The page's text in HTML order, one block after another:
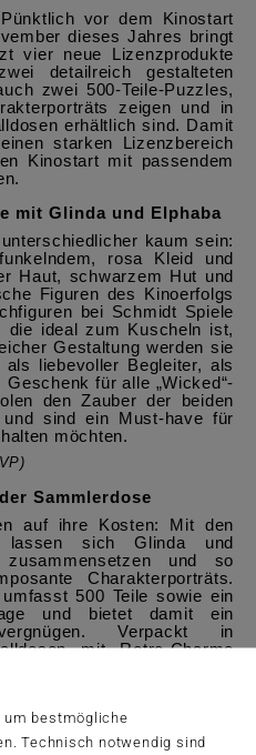
um bestmögliche
Technisch notwendig sind
Pünktlich vor dem Kinostart
dieses Jahres bringt
vier neue Lizenzprodukte
detailreich gestalteten
zwei 500-Teile-Puzzles,
zeigen und in
erhältlich sind. Damit
starken Lizenzbereich
Kinostart mit passendem
mit Glinda und Elphaba
kaum sein:
rosa Kleid und
Haut, schwarzem Hut und
Figuren des Kinoerfolgs
bei Schmidt Spiele
die ideal zum Kuscheln ist,
Gestaltung werden sie
liebevoller Begleiter, als
für alle „Wicked“-
den Zauber der beiden
sind ein Must-have für
möchten.
Sammlerdose
auf ihre Kosten: Mit den
lassen sich Glinda und
und so
Charakterporträts.
500 Teile sowie ein
und bietet damit ein
Verpackt in
mit Retro-Charme
sondern auch ein
von „Wicked“.
ab 1 Person | Alter: ab 10